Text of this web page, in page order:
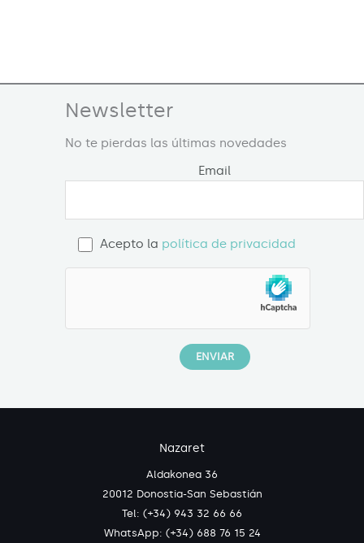
Newsletter
No te pierdas las últimas novedades
Email
Acepto la política de privacidad
Nazaret
Aldakonea 36
20012 Donostia-San Sebastián
Tel: (+34) 943 32 66 66
WhatsApp: (+34) 688 76 15 24